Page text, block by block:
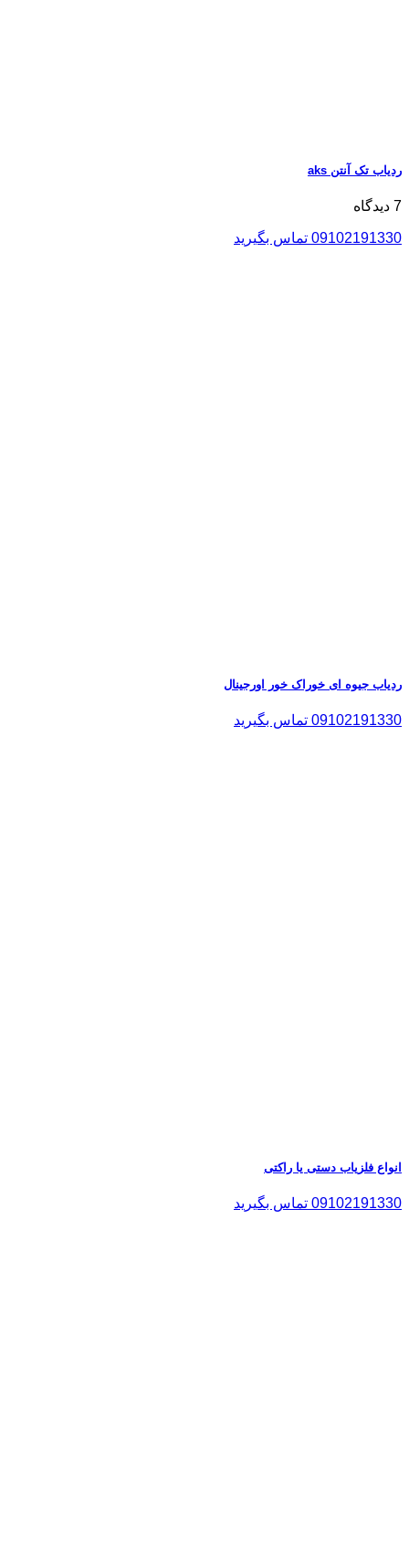
ردیاب تک آنتن aks
7 دیدگاه
09102191330 تماس بگیرید
ردیاب جیوه ای خوراک خور اورجینال
09102191330 تماس بگیرید
انواع فلزیاب دستی یا راکتی
09102191330 تماس بگیرید